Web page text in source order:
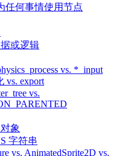
任何事情使用节点
或逻辑
vs. *_input
vs. export
vs.
象
字符串
vs. AnimatedSprite2D vs.